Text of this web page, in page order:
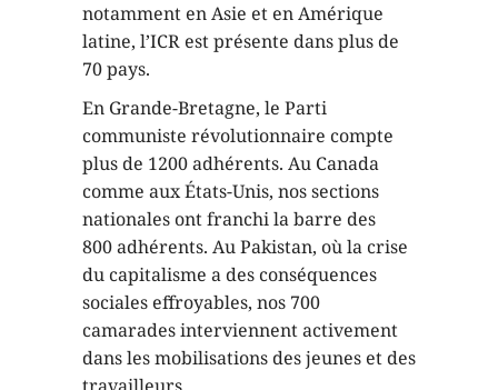
notamment en Asie et en Amérique
latine, l’ICR est présente dans plus de
70 pays.
En Grande-Bretagne, le Parti
communiste révolutionnaire compte
plus de 1200 adhérents. Au Canada
comme aux États-Unis, nos sections
nationales ont franchi la barre des
800 adhérents. Au Pakistan, où la crise
du capitalisme a des conséquences
sociales effroyables, nos 700
camarades interviennent activement
dans les mobilisations des jeunes et des